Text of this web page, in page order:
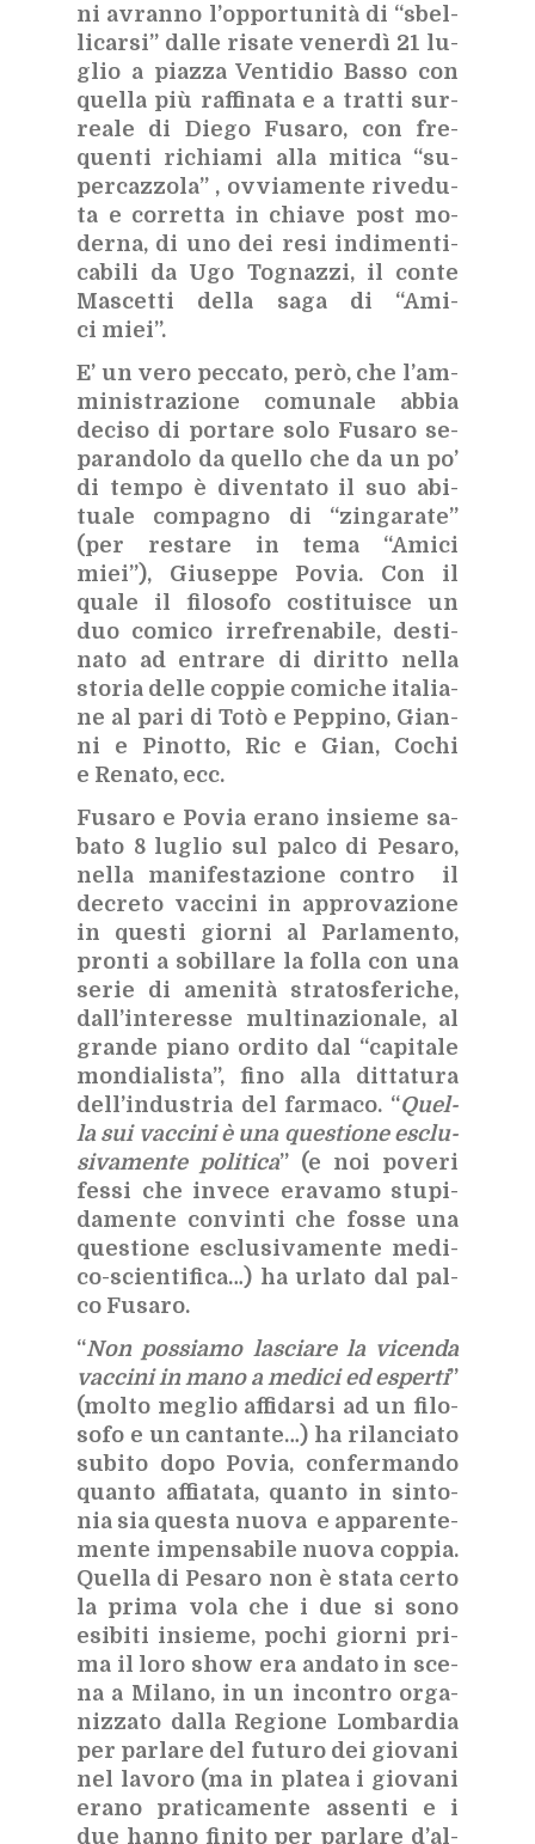
ni avran­no l’op­por­tu­ni­tà di “sbel­
li­car­si” dal­le ri­sa­te ve­ner­dì 21 lu­
glio a piaz­za Ven­ti­dio Bas­so con
quel­la più raf­fi­na­ta e a trat­ti sur­
rea­le di Die­go Fu­sa­ro, con fre­
quen­ti ri­chia­mi alla mi­ti­ca “su­
per­caz­zo­la” , ov­via­men­te ri­ve­du­
ta e cor­ret­ta in chia­ve post mo­
der­na, di uno dei resi in­di­men­ti­
ca­bi­li da Ugo To­gnaz­zi, il con­te
Ma­scet­ti del­la saga di “Ami­
ci miei”.
E’ un vero pec­ca­to, però, che l’am­
mi­ni­stra­zio­ne co­mu­na­le ab­bia
de­ci­so di por­ta­re solo Fu­sa­ro se­
pa­ran­do­lo da quel­lo che da un po’
di tem­po è di­ven­ta­to il suo abi­
tua­le com­pa­gno di “zin­ga­ra­te”
(per re­sta­re in tema “Ami­ci
miei”), Giu­sep­pe Po­via. Con il
qua­le il fi­lo­so­fo co­sti­tui­sce un
duo co­mi­co ir­re­fre­na­bi­le, de­sti­
na­to ad en­tra­re di di­rit­to nel­la
sto­ria del­le cop­pie co­mi­che ita­lia­
ne al pari di Totò e Pep­pi­no, Gian­
ni e Pi­not­to, Ric e Gian, Co­chi
e Re­na­to, ecc.
Fu­sa­ro e Po­via era­no in­sie­me sa­
ba­to 8 lu­glio sul pal­co di Pe­sa­ro,
nel­la ma­ni­fe­sta­zio­ne con­tro il
de­cre­to vac­ci­ni in ap­pro­va­zio­ne
in que­sti gior­ni al Par­la­men­to,
pron­ti a so­bil­la­re la fol­la con una
se­rie di ame­ni­tà stra­to­sfe­ri­che,
dal­l’in­te­res­se mul­ti­na­zio­na­le, al
gran­de pia­no or­di­to dal “ca­pi­ta­le
mon­dia­li­sta”, fino alla dit­ta­tu­ra
del­l’in­du­stria del far­ma­co. “Quel­
la sui vac­ci­ni è una que­stio­ne esclu­
si­va­men­te po­li­ti­ca” (e noi po­ve­ri
fes­si che in­ve­ce era­va­mo stu­pi­
da­men­te con­vin­ti che fos­se una
que­stio­ne esclu­si­va­men­te me­di­
co-scien­ti­fi­ca…) ha ur­la­to dal pal­
co Fu­sa­ro.
“Non pos­sia­mo la­scia­re la vi­cen­da
vac­ci­ni in mano a me­di­ci ed esper­ti”
(mol­to me­glio af­fi­dar­si ad un fi­lo­
so­fo e un can­tan­te…) ha ri­lan­cia­to
su­bi­to dopo Po­via, con­fer­man­do
quan­to af­fia­ta­ta, quan­to in sin­to­
nia sia que­sta nuo­va e ap­pa­ren­te­
men­te im­pen­sa­bi­le nuo­va cop­pia.
Quel­la di Pe­sa­ro non è sta­ta cer­to
la pri­ma vola che i due si sono
esi­bi­ti in­sie­me, po­chi gior­ni pri­
ma il loro show era an­da­to in sce­
na a Mi­la­no, in un in­con­tro or­ga­
niz­za­to dal­la Re­gio­ne Lom­bar­dia
per par­la­re del fu­tu­ro dei gio­va­ni
nel la­vo­ro (ma in pla­tea i gio­va­ni
era­no pra­ti­ca­men­te as­sen­ti e i
due han­no fi­ni­to per par­la­re d’al­